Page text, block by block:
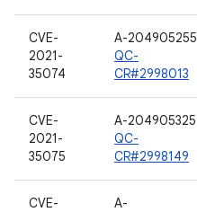
CVE-
2021-
35074
A-204905255
QC-
CR#2998013
CVE-
2021-
35075
A-204905325
QC-
CR#2998149
CVE-
A-